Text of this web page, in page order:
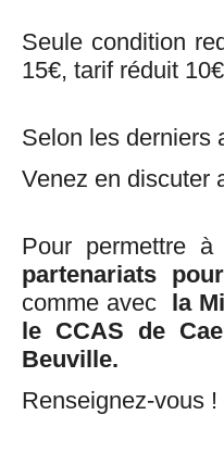
Seule condition
15€, tarif réduit
Selon les derniers
Venez en discuter
Pour permettre
partenariats
comme avecla
le CCAS de
Beuville.
Renseignez-vous !